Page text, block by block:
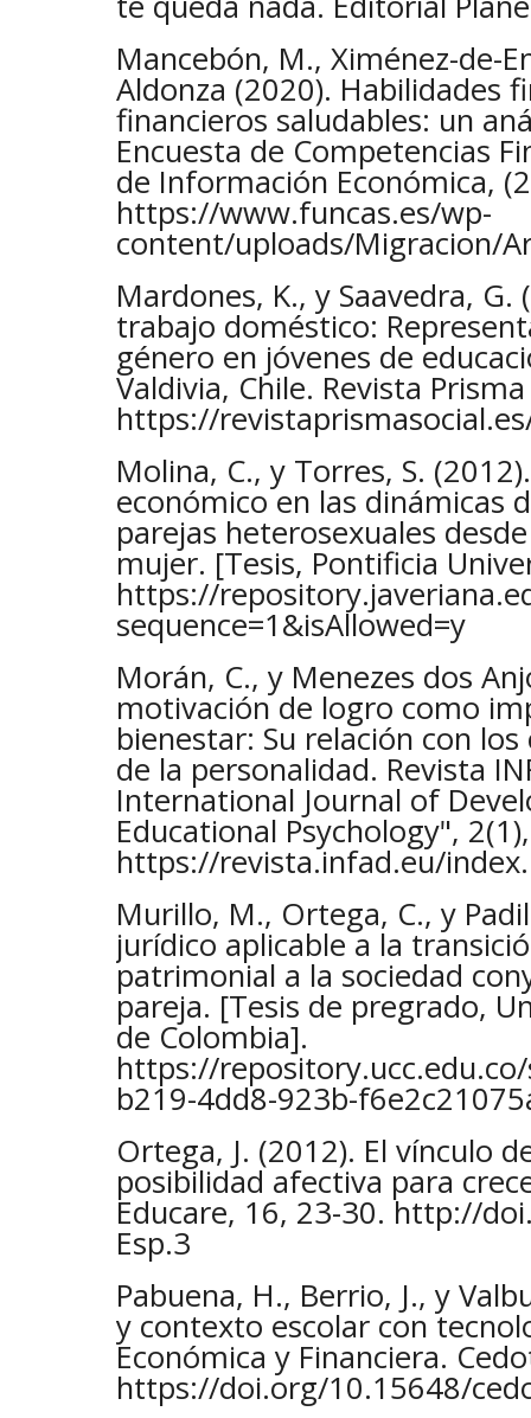
Mancebón, M., Ximénez-de-
Aldonza (2020). Habilidades
financieros saludables: un
Encuesta de Competencias
de Información Económica,
https://www.funcas.es/wp-
content/uploads/Migracion/
Mardones, K., y Saavedra,
trabajo doméstico:
género en jóvenes de
Valdivia, Chile. Revista
https://
Molina, C., y Torres, S.
económico en las dinámicas
parejas heterosexuales
mujer. [Tesis, Pontificia
https://
sequence=1&isAllowed=y
Morán, C., y Menezes dos
motivación de logro como
bienestar: Su relación con
de la personalidad. Revista
International Journal of
Educational Psychology",
https://revista.infad.eu/
Murillo, M., Ortega, C., y
jurídico aplicable a la
patrimonial a la sociedad
pareja. [Tesis de pregrado,
de Colombia].
https://
b219-4dd8-923b-
Ortega, J. (2012). El vínculo
posibilidad afectiva para
Educare, 16, 23-30. http://
Esp.3
Pabuena, H., Berrio, J., y
y contexto escolar con
Económica y Financiera.
https://doi.org/10.15648/